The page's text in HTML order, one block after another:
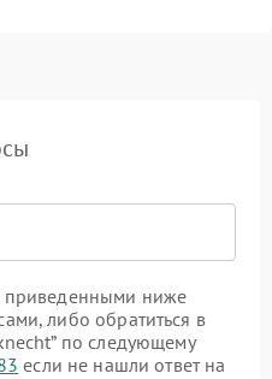
приведенными ниже
либо обратиться в
по следующему
если не нашли ответ на